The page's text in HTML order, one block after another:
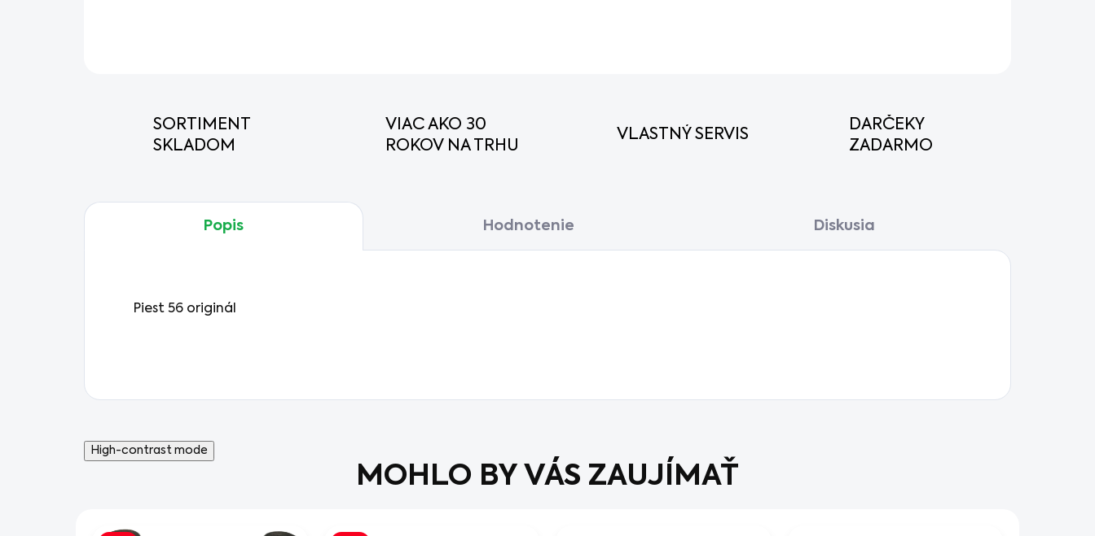
SORTIMENT
SKLADOM
VIAC AKO 30
ROKOV NA TRHU
VLASTNÝ SERVIS
DARČEKY
ZADARMO
Popis Hodnotenie Diskusia
Piest 56 originál
High-contrast mode
MOHLO BY VÁS ZAUJÍMAŤ